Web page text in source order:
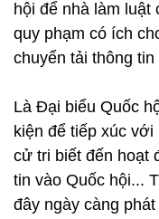
hội để nhà làm
quy phạm có ích
chuyển tải thông
Là Đại biểu Quốc
kiện để tiếp xúc
cử tri biết đến hoạt
tin vào Quốc hội...
đây ngày càng